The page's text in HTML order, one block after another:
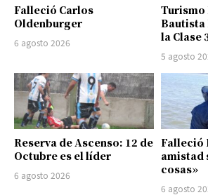
Falleció Carlos
Oldenburger
6 agosto 2026
Turismo
Bautista
la Clase
5 agosto
Reserva de Ascenso: 12 de
Octubre es el líder
6 agosto 2026
Falleció
amistad
cosas»
6 agosto